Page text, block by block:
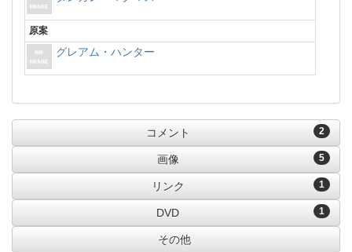
原案
グレアム・ハンター
2
コメント
5
画像
1
リンク
1
DVD
その他